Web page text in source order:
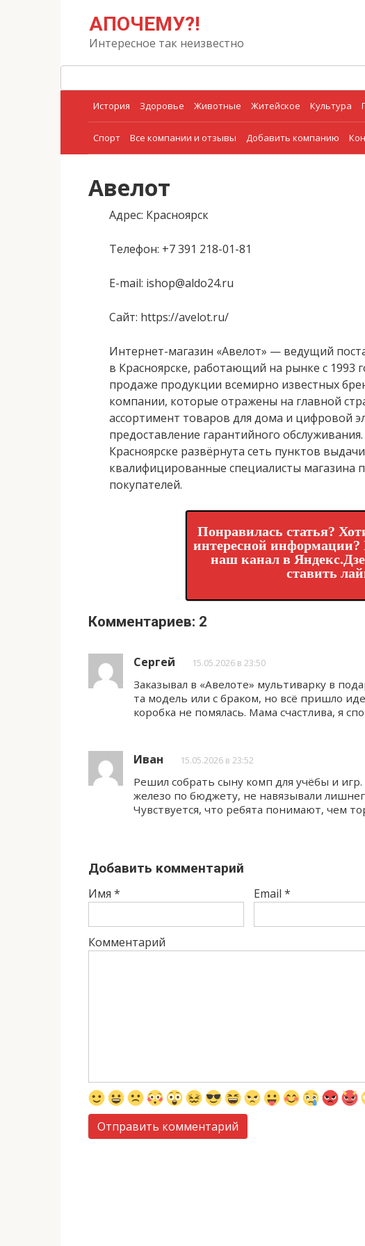
АПОЧЕМУ?!
Интересное так неизвестно
История Здоровье Животные Житейское Культура
Спорт Все компании и отзывы Добавить компанию
Авелот
Адрес: Красноярск
Телефон: +7 391 218-01-81
E-mail: ishop@aldo24.ru
Сайт: https://avelot.ru/
Интернет-магазин «Авелот» — ведущий
в Красноярске, работающий на рынке с 1993
продаже продукции всемирно известных
компании, которые отражены на главной
ассортимент товаров для дома и цифровой
предоставление гарантийного
Красноярске развёрнута сеть пунктов
квалифицированные специалисты магазина
покупателей.
Понравилась статья?
интересной информации?
наш канал в
ставить
Комментариев: 2
Сергей 15.05.2026 в 23:50
Заказывал в «Авелоте» мультиварку в
та модель или с браком, но всё пришло
коробка не помялась. Мама счастлива, я
Иван 15.05.2026 в 23:52
Решил собрать сыну комп для учёбы и
железо по бюджету, не навязывали
Чувствуется, что ребята понимают, чем
Добавить комментарий
Имя * Email *
Комментарий